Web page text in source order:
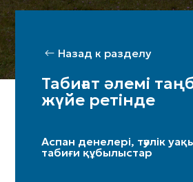
Назад к разделу
Табиғат әлемі
жүйе ретінде
Аспан денелері, тәулік
табиғи құбылыстар